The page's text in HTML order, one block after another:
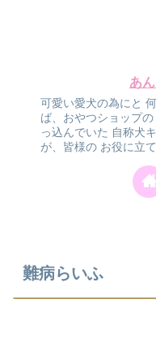
あ
可愛い愛犬の為にと
ば、おやつショップの
っ込んでいた 自称犬
が、皆様の お役に立
難病らいふ